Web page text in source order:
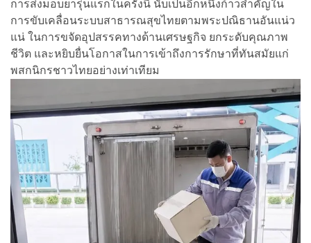
การส่งมอบยารุ่นแรกในครั้งนี้ นับเป็นอีกหนึ่งก้าวสำคัญใน
การขับเคลื่อนระบบสาธารณสุขไทยตามพระปณิธานอันแน่ว
แน่ ในการขจัดอุปสรรคทางด้านเศรษฐกิจ ยกระดับคุณภาพ
ชีวิต และหยิบยื่นโอกาสในการเข้าถึงการรักษาที่ทันสมัยแก่
พสกนิกรชาวไทยอย่างเท่าเทียม